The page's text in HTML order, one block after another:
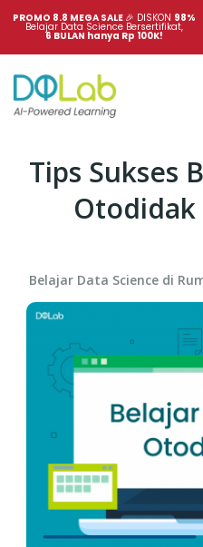
PROMO 8.8 MEGA SALE 🎉 DISKON 98%
Belajar Data Science Bersertifikat,
6 BULAN hanya Rp 100K!
Tips Sukses
Otodidak
Belajar Data Science di